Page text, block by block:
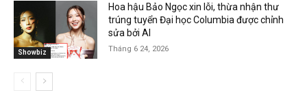
Showbiz
Hoa hậu Bảo Ngọc xin lỗi, thừa nhận thư
trúng tuyển Đại học Columbia được chỉnh
sửa bởi AI
Tháng 6 24, 2026